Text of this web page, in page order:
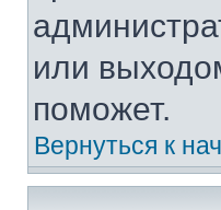
или
поможет.
Вернуться к